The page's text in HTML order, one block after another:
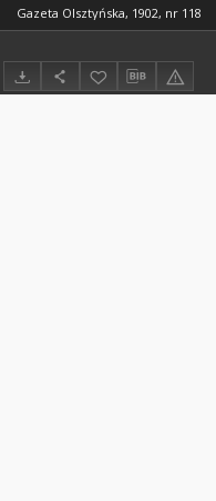
Gazeta Olsztyńska, 1902, nr 118